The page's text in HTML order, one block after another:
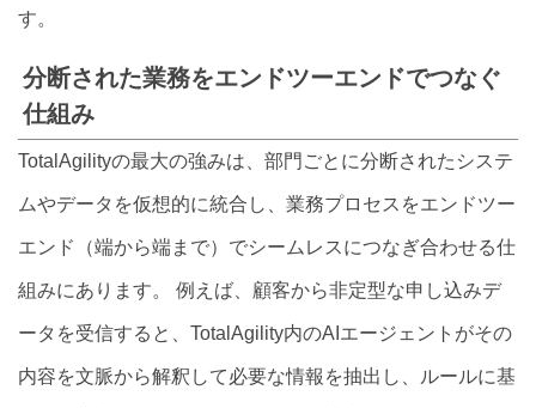
す。
分断された業務をエンドツーエンドでつなぐ
仕組み
TotalAgilityの最大の強みは、部門ごとに分断されたシステ
ムやデータを仮想的に統合し、業務プロセスをエンドツー
エンド（端から端まで）でシームレスにつなぎ合わせる仕
組みにあります。 例えば、顧客から非定型な申し込みデ
ータを受信すると、TotalAgility内のAIエージェントがその
内容を文脈から解釈して必要な情報を抽出し、ルールに基